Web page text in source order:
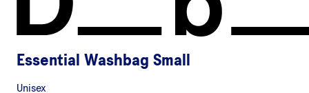
Essential Washbag Small
Unisex